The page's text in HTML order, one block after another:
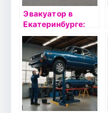
Эвакуатор в
Екатеринбурге:
Надёжные услуги
по доступной цене